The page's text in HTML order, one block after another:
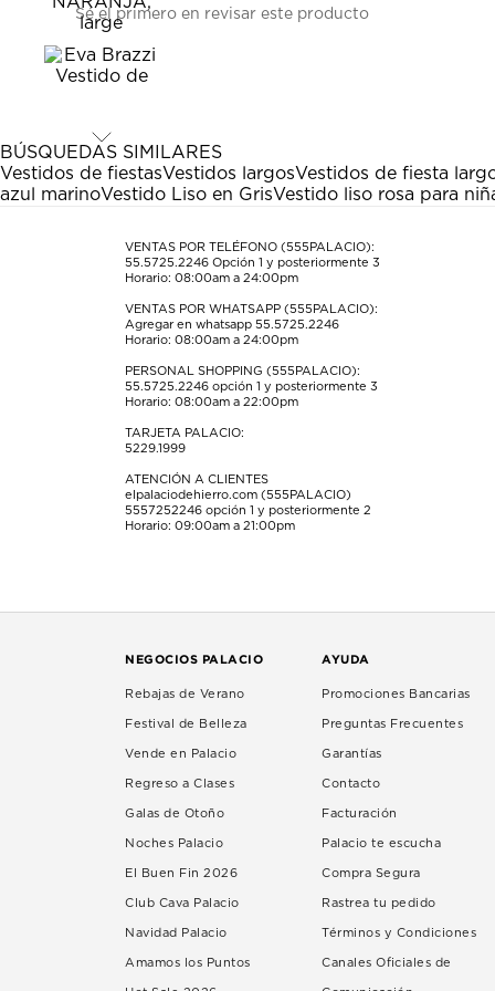
para
calificar
el
artículo
estrella
Esta
acción
abrirá
formulario
para
el
artículo
estrellas.
Esta
acción
abrirá
formulario
de
para
el
estrellas.
Esta
acción
abrirá
formulario
de
para
estrellas.
Esta
acción
abrirá
formulario
de
para
Esta
acción
abrirá
formulario
de
envío.
Sé el primero en revisar este producto
BÚSQUEDAS SIMILARES
Vestidos de fiestasVestidos largosVestidos de fiesta
azul marinoVestido Liso en GrisVestido liso rosa para
VENTAS POR TELÉFONO (555PALACIO):
55.5725.2246 Opción 1 y posteriormente 3
Horario: 08:00am a 24:00pm
VENTAS POR WHATSAPP (555PALACIO):
Agregar en whatsapp 55.5725.2246
Horario: 08:00am a 24:00pm
PERSONAL SHOPPING (555PALACIO):
55.5725.2246 opción 1 y posteriormente 3
Horario: 08:00am a 22:00pm
TARJETA PALACIO:
5229.1999
ATENCIÓN A CLIENTES
elpalaciodehierro.com (555PALACIO)
5557252246 opción 1 y posteriormente 2
Horario: 09:00am a 21:00pm
NEGOCIOS PALACIO
Rebajas de Verano
Festival de Belleza
Vende en Palacio
Regreso a Clases
Galas de Otoño
Noches Palacio
El Buen Fin 2026
Club Cava Palacio
Navidad Palacio
Amamos los Puntos
AYUDA
Promociones Bancarias
Preguntas Frecuentes
Garantías
Contacto
Facturación
Palacio te escucha
Compra Segura
Rastrea tu pedido
Términos y Condiciones
Canales Oficiales de